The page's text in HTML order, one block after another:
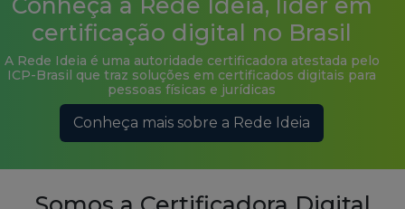
A Rede Ideia é uma autoridade certificadora atestada pelo
ICP-Brasil que traz soluções em certificados digitais para
pessoas físicas e jurídicas
Conheça mais sobre a Rede Ideia
Somos a Certificadora Digital
mais bem avaliada do Brasil